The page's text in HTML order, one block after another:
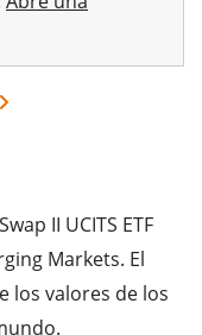
II UCITS ETF
Markets. El
los valores de los